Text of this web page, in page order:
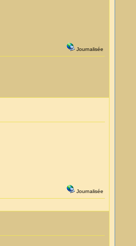
Journalisée
Journalisée